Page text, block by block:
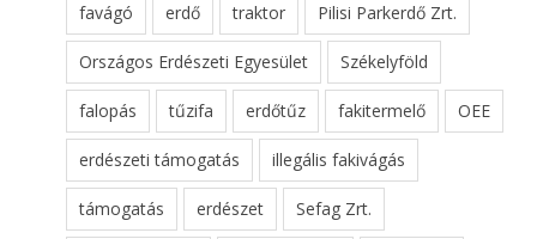
favágó erdő traktor Pilisi Parkerdő Zrt.
Országos Erdészeti Egyesület Székelyföld
falopás tűzifa erdőtűz fakitermelő OEE
erdészeti támogatás illegális fakivágás
támogatás erdészet Sefag Zrt.